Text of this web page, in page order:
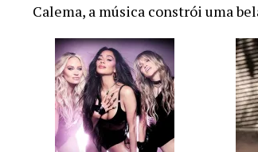
Calema, a música constrói uma